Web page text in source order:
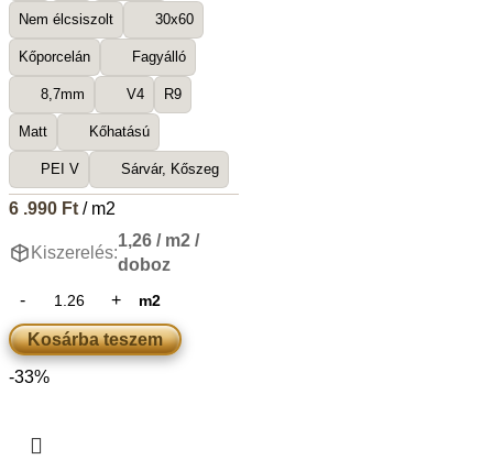
Nem élcsiszolt 30x60
Kőporcelán Fagyálló
8,7mm V4 R9
Matt Kőhatású
PEI V Sárvár, Kőszeg
6 .990 Ft/ m2
Kiszerelés:
1,26 / m2 /
doboz
m2
Kosárba teszem
-33%